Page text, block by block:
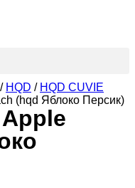
/ HQD / HQD CUVIE
(hqd Яблоко Персик)